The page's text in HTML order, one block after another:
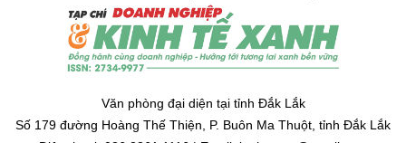
Văn phòng đại diện tại tỉnh Đắk Lắk
Số 179 đường Hoàng Thế Thiện, P. Buôn Ma Thuột, tỉnh Đắk Lắk